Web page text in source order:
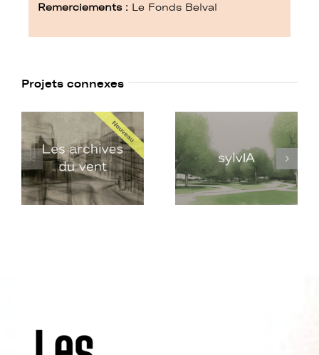
Remerciements : Le Fonds Belval
Projets connexes